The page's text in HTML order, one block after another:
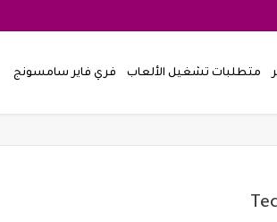
متطلبات تشغيل الألعاب فري فاير سامسونج